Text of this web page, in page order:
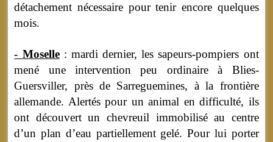
détachement nécessaire pour tenir encore quelques
mois.
- Moselle: mardi dernier, les sapeurs-pompiers ont
mené une intervention peu ordinaire à Blies-
Guersviller, près de Sarreguemines, à la frontière
allemande. Alertés pour un animal en difficulté, ils
ont découvert un chevreuil immobilisé au centre
d’un plan d’eau partiellement gelé. Pour lui porter